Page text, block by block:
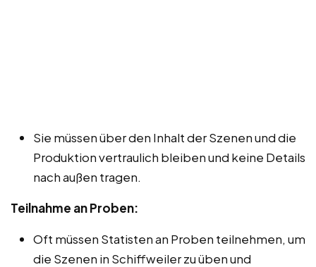
Sie müssen über den Inhalt der Szenen und die
Produktion vertraulich bleiben und keine Details
nach außen tragen.
Teilnahme an Proben:
Oft müssen Statisten an Proben teilnehmen, um
die Szenen in Schiffweiler zu üben und